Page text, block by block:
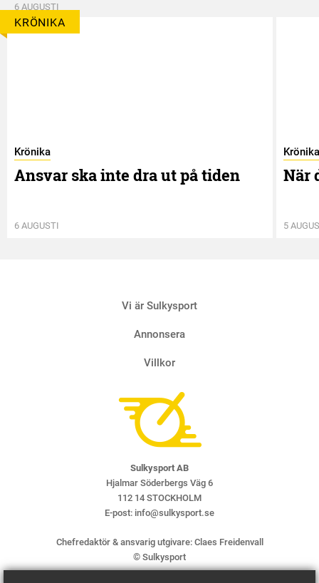
6 AUGUSTI
KRÖNIKA
Krönika
Ansvar ska inte dra ut på tiden
6 AUGUSTI
Krönika
När
5
Vi är Sulkysport
Annonsera
Villkor
Sulkysport AB
Hjalmar Söderbergs Väg 6
112 14 STOCKHOLM
E-post: info@sulkysport.se
Chefredaktör & ansvarig utgivare: Claes Freidenvall
© Sulkysport